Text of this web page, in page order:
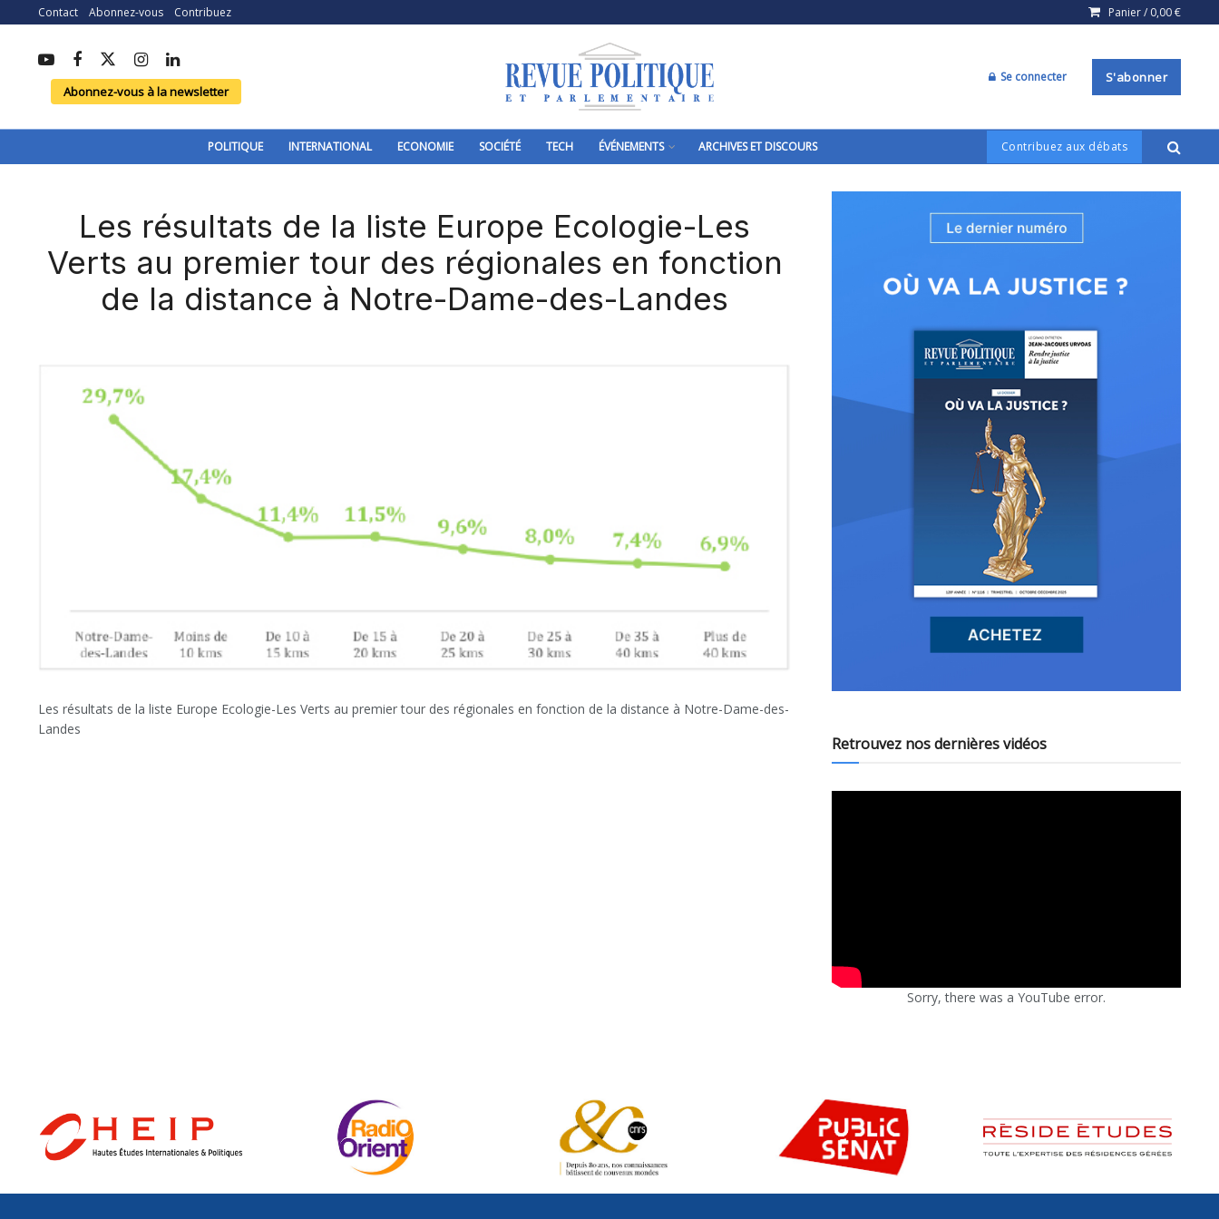
Contact Abonnez-vous Contribuez Panier / 0,00€
Abonnez-vous à la newsletter
Se connecter S'abonner
POLITIQUE INTERNATIONAL ECONOMIE SOCIÉTÉ TECH ÉVÉNEMENTS ARCHIVES ET DISCOURS Contribuez aux débats
Les résultats de la liste Europe Ecologie-Les
Verts au premier tour des régionales en fonction
de la distance à Notre-Dame-des-Landes
Les résultats de la liste Europe Ecologie-Les Verts au premier tour des régionales en fonction de la distance à Notre-Dame-des-
Landes
Retrouvez nos dernières vidéos
Sorry, there was a YouTube error.